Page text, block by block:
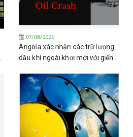
07/08/2026
Angola xác nhận các trữ lượng
dầu khí ngoài khơi mới với giếng